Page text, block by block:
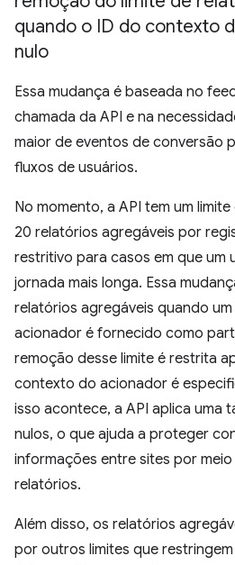
quando o ID do contexto
nulo
Essa mudança é baseada no
chamada da API e na
maior de eventos de conversão
fluxos de usuários.
No momento, a API tem um
20 relatórios agregáveis por
restritivo para casos em que um
jornada mais longa. Essa
relatórios agregáveis quando
acionador é fornecido como
remoção desse limite é restrita
contexto do acionador é
isso acontece, a API aplica uma
nulos, o que ajuda a proteger
informações entre sites por
relatórios.
Além disso, os relatórios
por outros limites que